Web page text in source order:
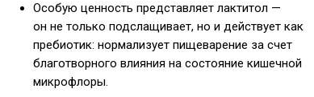
Особую ценность представляет лактитол —
он не только подслащивает, но и действует как
пребиотик: нормализует пищеварение за счет
благотворного влияния на состояние кишечной
микрофлоры.